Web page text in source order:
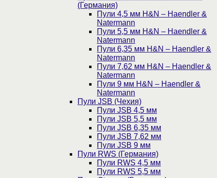
(Германия)
Пули 4,5 мм H&N – Haendler &
Natermann
Пули 5,5 мм H&N – Haendler &
Natermann
Пули 6,35 мм H&N – Haendler &
Natermann
Пули 7,62 мм H&N – Haendler &
Natermann
Пули 9 мм H&N – Haendler &
Natermann
Пули JSB (Чехия)
Пули JSB 4,5 мм
Пули JSB 5,5 мм
Пули JSB 6,35 мм
Пули JSB 7,62 мм
Пули JSB 9 мм
Пули RWS (Германия)
Пули RWS 4,5 мм
Пули RWS 5,5 мм